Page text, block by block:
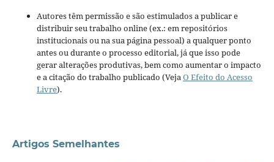
Autores têm permissão e são estimulados a publicar e
distribuir seu trabalho online (ex.: em repositórios
institucionais ou na sua página pessoal) a qualquer ponto
antes ou durante o processo editorial, já que isso pode
gerar alterações produtivas, bem como aumentar o impacto
e a citação do trabalho publicado (VejaO Efeito do Acesso
Livre).
Artigos Semelhantes